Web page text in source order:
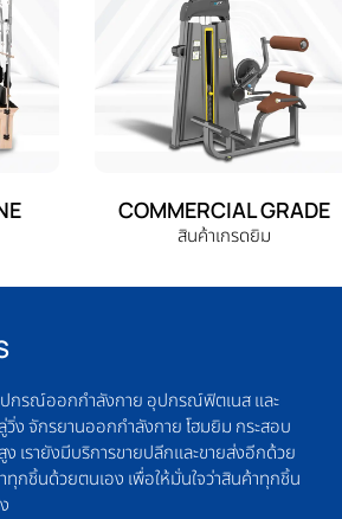
COMMERCIAL GRADE
สินค้าเกรดยิม
อุปกรณ์ออกกำลังกาย อุปกรณ์ฟิตเนส และ
ง จักรยานออกกำลังกาย โฮมยิม กระสอบ
เรายังมีบริการขายปลีกและขายส่งอีกด้วย
ทุกชิ้นด้วยตนเอง เพื่อให้มั่นใจว่าสินค้าทุกชิ้น